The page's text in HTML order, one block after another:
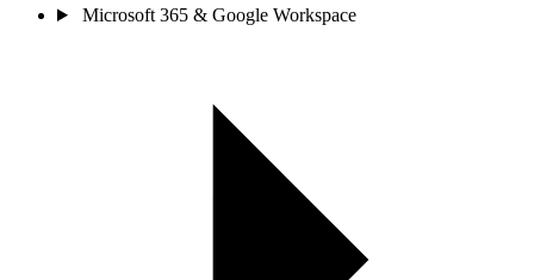
Microsoft 365 & Google Workspace